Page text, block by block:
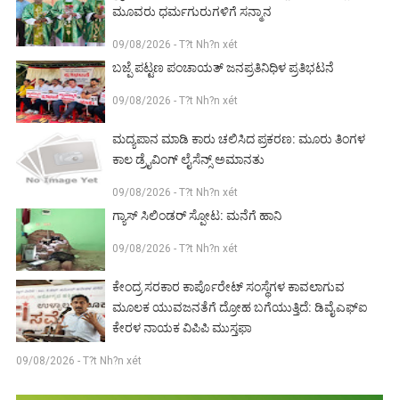
ಮೂವರು ಧರ್ಮಗುರುಗಳಿಗೆ ಸನ್ಮಾನ
09/08/2026 - T?t Nh?n xét
ಬಜ್ಪೆ ಪಟ್ಟಣ ಪಂಚಾಯತ್ ಜನಪ್ರತಿನಿಧಿಳ ಪ್ರತಿಭಟನೆ
09/08/2026 - T?t Nh?n xét
ಮದ್ಯಪಾನ ಮಾಡಿ ಕಾರು ಚಲಿಸಿದ ಪ್ರಕರಣ: ಮೂರು ತಿಂಗಳ
ಕಾಲ ಡ್ರೈವಿಂಗ್ ಲೈಸೆನ್ಸ್ ಅಮಾನತು
09/08/2026 - T?t Nh?n xét
ಗ್ಯಾಸ್ ಸಿಲಿಂಡರ್ ಸ್ಪೋಟ: ಮನೆಗೆ ಹಾನಿ
09/08/2026 - T?t Nh?n xét
ಕೇಂದ್ರ ಸರಕಾರ ಕಾರ್ಪೊರೇಟ್ ಸಂಸ್ಥೆಗಳ ಕಾವಲಾಗುವ
ಮೂಲಕ ಯುವಜನತೆಗೆ ದ್ರೋಹ ಬಗೆಯುತ್ತಿದೆ: ಡಿವೈಎಫ್‌ಐ
ಕೇರಳ‌ ನಾಯಕ ವಿಪಿಪಿ ಮುಸ್ತಫಾ
09/08/2026 - T?t Nh?n xét